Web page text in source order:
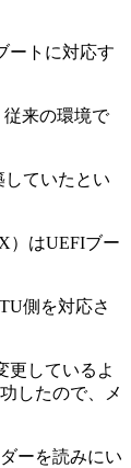
ートに対応す
来の環境で
ていたとい
）はUEFIブー
側を対応さ
更しているよ
したので、メ
ーを読みにい